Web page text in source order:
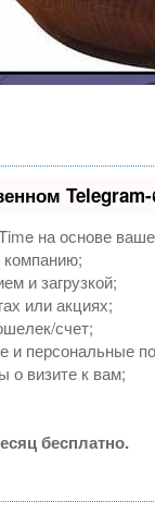
на основе
компанию;
и загрузкой;
или акциях;
счет;
и персональные
о визите к вам;
бесплатно.